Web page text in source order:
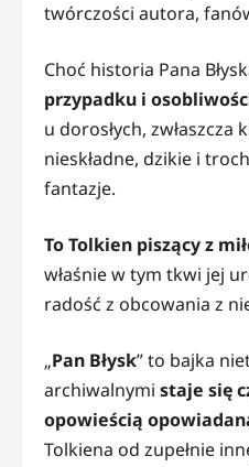
twórczości autora,
Choć historia Pana
przypadku i
u dorosłych,
nieskładne, dzikie i
fantazje.
To Tolkien piszący z
właśnie w tym tkwi jej
radość z obcowania z
„Pan Błysk” to bajka
archiwalnymi staje się
opowieścią
Tolkiena od zupełnie